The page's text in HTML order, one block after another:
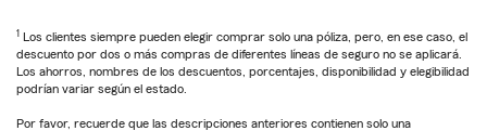
1 Los clientes siempre pueden elegir comprar solo una póliza, pero, en ese caso, el
descuento por dos o más compras de diferentes líneas de seguro no se aplicará.
Los ahorros, nombres de los descuentos, porcentajes, disponibilidad y elegibilidad
podrían variar según el estado.
Por favor, recuerde que las descripciones anteriores contienen solo una